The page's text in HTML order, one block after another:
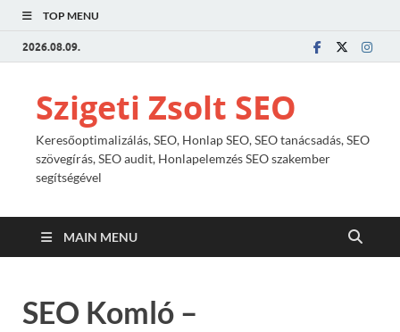
TOP MENU
2026.08.09.
Szigeti Zsolt SEO
Keresőoptimalizálás, SEO, Honlap SEO, SEO tanácsadás, SEO
szövegírás, SEO audit, Honlapelemzés SEO szakember
segítségével
MAIN MENU
SEO Komló –